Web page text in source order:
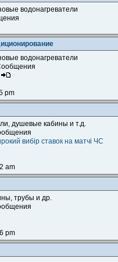
водонагреватели
водонагреватели
pm
душевые кабины и т.д.
вибір ставок на матчі ЧС
am
трубы и др.
pm